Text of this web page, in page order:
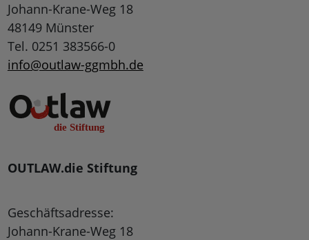
Johann-Krane-Weg 18
48149 Münster
Tel. 0251 383566-0
info@outlaw-ggmbh.de
OUTLAW.die Stiftung
Geschäftsadresse:
Johann-Krane-Weg 18